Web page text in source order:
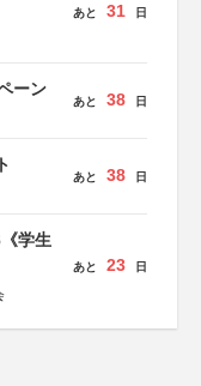
あと 31 日
ーン
あと 38 日
あと 38 日
学生
あと 23 日